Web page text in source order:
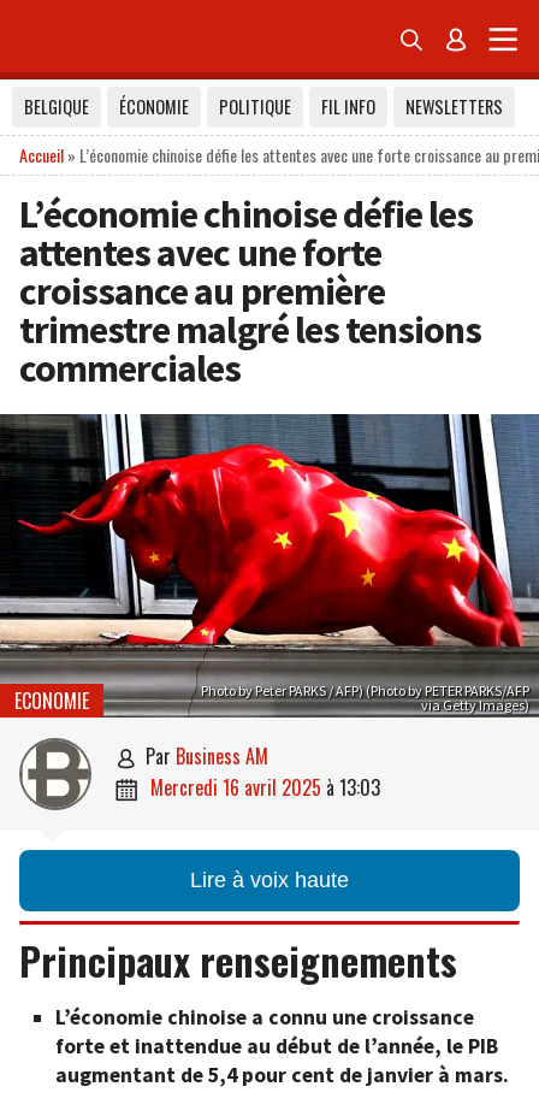
 
BELGIQUE ÉCONOMIE POLITIQUE FIL INFO
NEWSLETTERS
Accueil» L’économie chinoise défie les attentes avec une forte croissance au
L’économie chinoise défie les
attentes avec une forte
croissance au première
trimestre malgré les tensions
commerciales
Photo by Peter PARKS / AFP) (Photo by PETER PARKS/AFP
via Getty Images)
ECONOMIE
 par Business AM
 mercredi 16 avril 2025 à 13:03
Lire à voix haute
Principaux renseignements
L’économie chinoise a connu une croissance
forte et inattendue au début de l’année, le PIB
augmentant de 5,4 pour cent de janvier à mars.